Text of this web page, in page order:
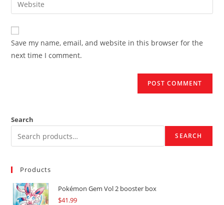
comment
address
comment
your
website
URL
(optional)
Save my name, email, and website in this browser for the
next time I comment.
Search
SEARCH
Products
Pokémon Gem Vol 2 booster box
$41.99